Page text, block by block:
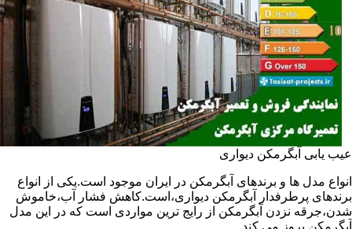
عیب یابی آبگرمکن دیواری
انواع مدل ها و برندهای آبگرمکن در ایران موجود است.یکی از انواع
برندهای پرطرفدار آبگرمکن دیواری،است.کاهش فشار آب،خاموش
شدن،جرقه نزدن آبگرمکن از رایج ترین مواردی است که در این مدل